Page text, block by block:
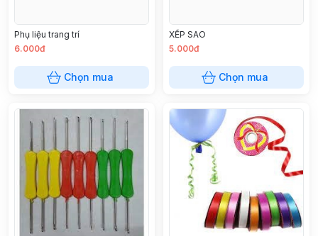
Phụ liệu trang trí
6.000đ
Chọn mua
XẾP SAO
5.000đ
Chọn mua